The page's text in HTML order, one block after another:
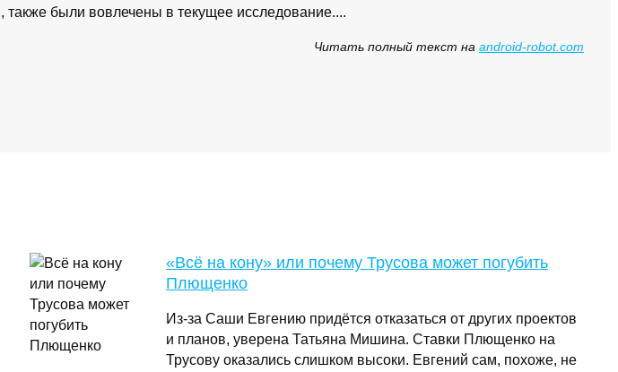
также были вовлечены в текущее исследование....
Читать полный текст на android-robot.com
«Всё на кону» или почему Трусова может погубить
Плющенко
Из-за Саши Евгению придётся отказаться от других проектов
и планов, уверена Татьяна Мишина. Ставки Плющенко на
Трусову оказались слишком высоки. Евгений сам, похоже, не